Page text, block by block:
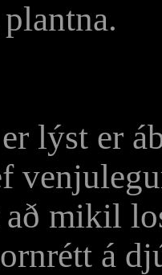
lýst er
mikil
á